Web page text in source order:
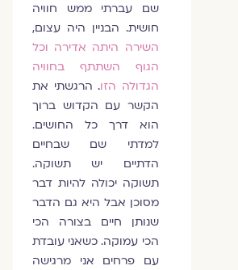
שם עברתי ממש חוויה
חושית. הבניין היה עצום,
השירה היתה אדירה וכל
הגוף השתתף בחוויה
הגדולה הזו. הרגשתי את
הקשר עם הקדוש ברוך
הוא דרך כל החושים.
למדתי שם שבחיים
הדתיים יש תשוקה.
תשוקה יכולה להיות דבר
מסוכן אבל היא גם הדבר
שנותן חיים בצורה הכי
הכי עמוקה. כשאני עובדת
עם פרחים אני מרגישה